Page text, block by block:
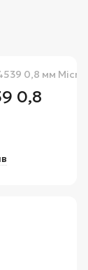
0,8 мм Micro
0,8